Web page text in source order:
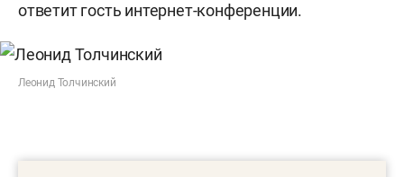
ответит гость интернет-конференции.
Леонид Толчинский